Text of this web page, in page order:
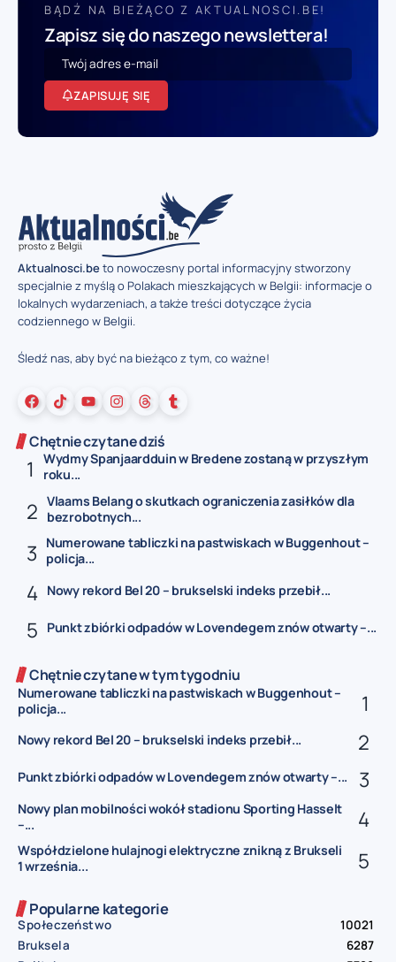
BĄDŹ NA BIEŻĄCO Z AKTUALNOSCI.BE!
Zapisz się do naszego newslettera!
ZAPISUJĘ SIĘ
Aktualnosci.beto nowoczesny portal informacyjny stworzony
specjalnie z myślą o Polakach mieszkających w Belgii: informacje o
lokalnych wydarzeniach, a także treści dotyczące życia
codziennego w Belgii.
Śledź nas, aby być na bieżąco z tym, co ważne!
Chętnie czytane dziś
Wydmy Spanjaardduin w Bredene zostaną w przyszłym
roku...
Vlaams Belang o skutkach ograniczenia zasiłków dla
bezrobotnych...
Numerowane tabliczki na pastwiskach w Buggenhout –
policja...
Nowy rekord Bel 20 – brukselski indeks przebił...
Punkt zbiórki odpadów w Lovendegem znów otwarty –...
Chętnie czytane w tym tygodniu
Numerowane tabliczki na pastwiskach w Buggenhout –
policja...
Nowy rekord Bel 20 – brukselski indeks przebił...
Punkt zbiórki odpadów w Lovendegem znów otwarty –...
Nowy plan mobilności wokół stadionu Sporting Hasselt
–...
Współdzielone hulajnogi elektryczne znikną z Brukseli
1 września...
Popularne kategorie
Społeczeństwo
10021
Bruksela
6287